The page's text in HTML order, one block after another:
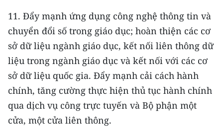
11. Đẩy mạnh ứng dụng công nghệ thông tin và
chuyển đổi số trong giáo dục; hoàn thiện các cơ
sở dữ liệu ngành giáo dục, kết nối liên thông dữ
liệu trong ngành giáo dục và kết nối với các cơ
sở dữ liệu quốc gia. Đẩy mạnh cải cách hành
chính, tăng cường thực hiện thủ tục hành chính
qua dịch vụ công trực tuyến và Bộ phận một
cửa, một cửa liên thông.